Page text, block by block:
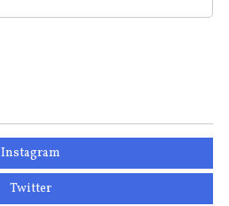
Instagram
Twitter